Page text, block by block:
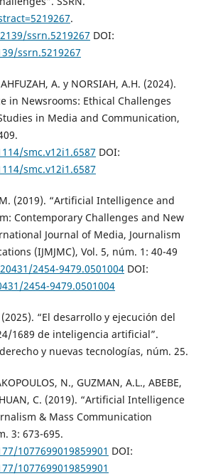
.
ssrn.5219267 DOI:
ssrn.5219267
A. y NORSIAH, A.H. (2024).
in Newsrooms: Ethical Challenges
in Media and Communication,
smc.v12i1.6587 DOI:
smc.v12i1.6587
M. (2019). “Artificial Intelligence and
Contemporary Challenges and New
Journal of Media, Journalism
(IJMJMC), Vol. 5, núm. 1: 40-49
2454-9479.0501004DOI:
2454-9479.0501004
(2025). “El desarrollo y ejecución del
1689 de inteligencia artificial”.
y nuevas tecnologías, núm. 25.
N., GUZMAN, A.L., ABEBE,
C. (2019). “Artificial Intelligence
& Mass Communication
3: 673-695.
1077699019859901 DOI:
1077699019859901